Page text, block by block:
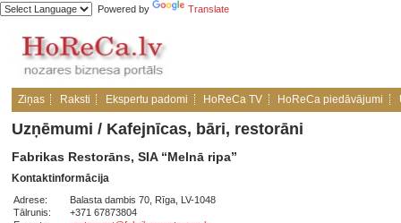
Powered by Translate
Ziņas Raksti Ekspertu padomi HoReCa TV HoReCa piedāvājumi
Uzņēmumi / Kafejnīcas, bāri, restorāni
Fabrikas Restorāns, SIA “Melnā ripa”
Kontaktinformācija
Adrese:
Balasta dambis 70, Rīga, LV-1048
Tālrunis:
+371 67873804